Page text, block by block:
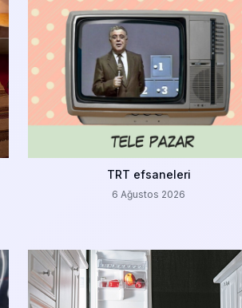
TRT efsaneleri
6 Ağustos 2026